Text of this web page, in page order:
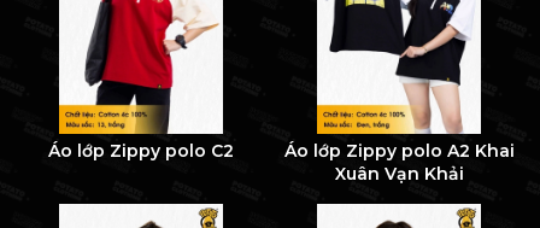
Áo lớp Zippy polo C2
Áo lớp Zippy polo A2 Khai
Xuân Vạn Khải